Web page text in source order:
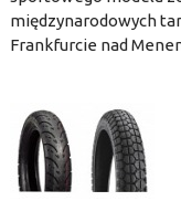
międzynarodowych
Frankfurcie nad